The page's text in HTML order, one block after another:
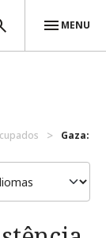
MENU
Gaza: